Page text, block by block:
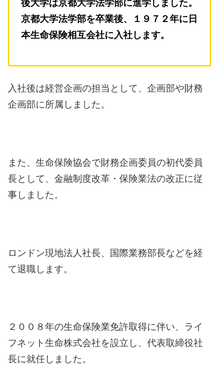
後大学は京都大学法学部に進学しました。
京都大学法学部を卒業後、１９７２年に日
本生命保険相互会社に入社します。
入社後は経営企画の担当として、企画部や財務
企画部に所属しました。
また、生命保険協会で財務企画委員の初代委員
長として、金融制度改革・保険業法の改正に従
事しました。
ロンドン現地法人社長、国際業務部長などを経
て退職します。
２００８年の生命保険業免許取得に伴い、ライ
フネット生命株式会社を設立し、代表取締役社
長に就任しました。